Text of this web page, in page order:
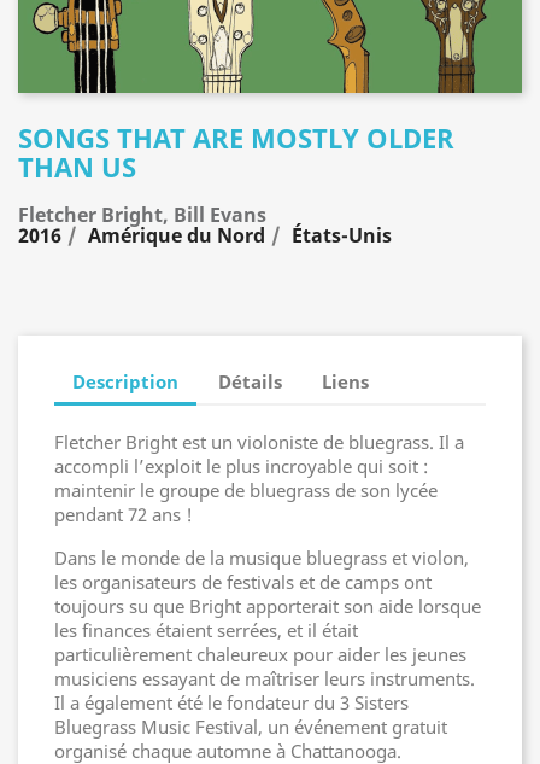
SONGS THAT ARE MOSTLY OLDER
THAN US
Fletcher Bright, Bill Evans
2016 Amérique du Nord États-Unis
Description Détails Liens
Fletcher Bright est un violoniste de bluegrass. Il a
accompli l’exploit le plus incroyable qui soit :
maintenir le groupe de bluegrass de son lycée
pendant 72 ans !
Dans le monde de la musique bluegrass et violon,
les organisateurs de festivals et de camps ont
toujours su que Bright apporterait son aide lorsque
les finances étaient serrées, et il était
particulièrement chaleureux pour aider les jeunes
musiciens essayant de maîtriser leurs instruments.
Il a également été le fondateur du 3 Sisters
Bluegrass Music Festival, un événement gratuit
organisé chaque automne à Chattanooga.